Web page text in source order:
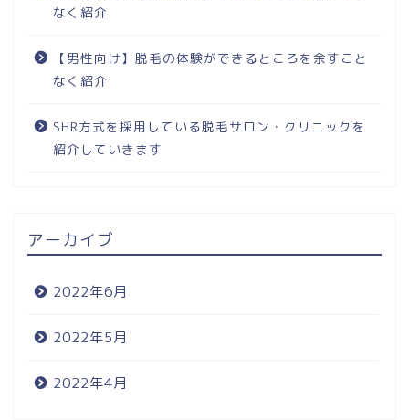
なく紹介
【男性向け】脱毛の体験ができるところを余すこと
なく紹介
SHR方式を採用している脱毛サロン・クリニックを
紹介していきます
アーカイブ
2022年6月
2022年5月
2022年4月